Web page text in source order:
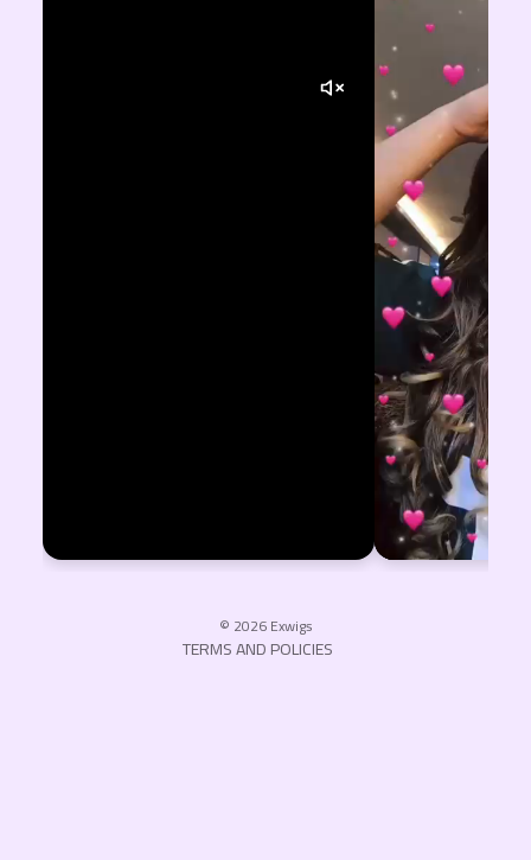
© 2026Exwigs
TERMS AND POLICIES